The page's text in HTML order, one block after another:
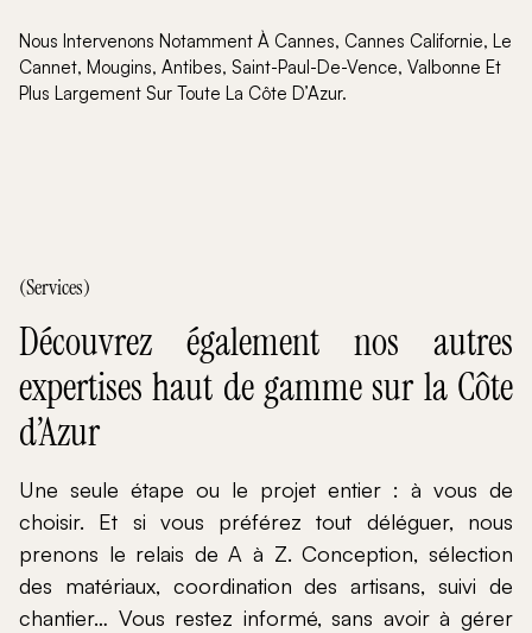
Nous Intervenons Notamment À Cannes, Cannes Californie, Le
Cannet, Mougins, Antibes, Saint-Paul-De-Vence, Valbonne Et
Plus Largement Sur Toute La Côte D’Azur.
(Services)
Découvrez également nos autres
expertises haut de gamme sur la Côte
d’Azur
Une seule étape ou le projet entier : à vous de
choisir. Et si vous préférez tout déléguer, nous
prenons le relais de A à Z. Conception, sélection
des matériaux, coordination des artisans, suivi de
chantier… Vous restez informé, sans avoir à gérer